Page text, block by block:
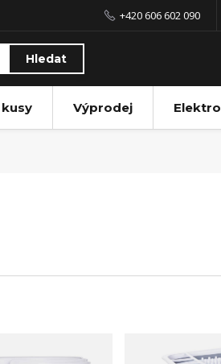
Hledat
+420 606 602 090
Výprodej Elektro